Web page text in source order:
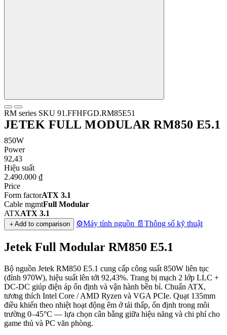
RM series SKU 91.FFHFGD.RM85E51
JETEK FULL MODULAR RM850 E5.1
850W
Power
92,43
Hiệu suất
2.490.000 ₫
Price
Form factorATX 3.1
Cable mgmtFull Modular
ATXATX 3.1
＋ Add to comparison ⚙️Máy tính nguồn 📄 Thông số kỹ thuật
Jetek Full Modular RM850 E5.1
Bộ nguồn Jetek RM850 E5.1 cung cấp công suất 850W liên tục
(đỉnh 970W), hiệu suất lên tới 92,43%. Trang bị mạch 2 lớp LLC +
DC-DC giúp điện áp ổn định và vận hành bền bỉ. Chuẩn ATX,
tương thích Intel Core / AMD Ryzen và VGA PCIe. Quạt 135mm
điều khiển theo nhiệt hoạt động êm ở tải thấp, ổn định trong môi
trường 0–45°C — lựa chọn cân bằng giữa hiệu năng và chi phí cho
game thủ và PC văn phòng.